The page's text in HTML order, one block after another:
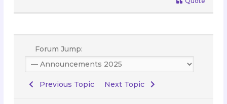
Forum Jump:
Previous Topic Next Topic